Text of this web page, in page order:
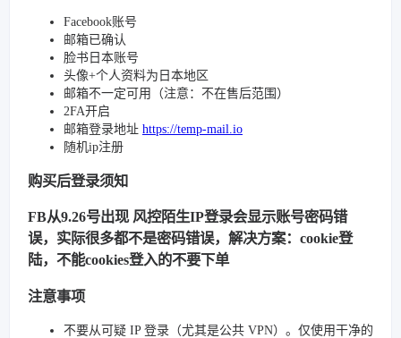
Facebook账号
邮箱已确认
脸书日本账号
头像+个人资料为日本地区
邮箱不一定可用（注意：不在售后范围）
2FA开启
邮箱登录地址 https://temp-mail.io
随机ip注册
购买后登录须知
FB从9.26号出现 风控陌生IP登录会显示账号密码错
误，实际很多都不是密码错误，解决方案：cookie登
陆，不能cookies登入的不要下单
注意事项
不要从可疑 IP 登录（尤其是公共 VPN）。仅使用干净的